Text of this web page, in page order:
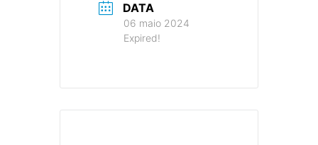
DATA
06 maio 2024
Expired!